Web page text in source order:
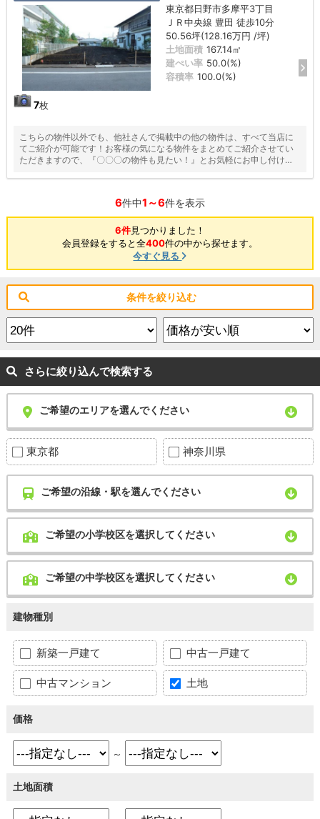
7枚
東京都日野市多摩平3丁目
ＪＲ中央線 豊田 徒歩10分
50.56坪(128.16万円 /坪)
土地面積 167.14㎡
建ぺい率 50.0(%)
容積率 100.0(%)
こちらの物件以外でも、他社さんで掲載中の他の物件は、すべて当店に
てご紹介が可能です！お客様の気になる物件をまとめてご紹介させてい
ただきますので、『〇〇〇の物件も見たい！』とお気軽にお申し付けく
6件中1～6件を表示
6件見つかりました！
会員登録をすると全400件の中から探せます。
今すぐ見る
条件を絞り込む
さらに絞り込んで検索する
ご希望のエリアを選んでください
東京都 神奈川県
ご希望の沿線・駅を選んでください
ご希望の小学校区を選択してください
ご希望の中学校区を選択してください
建物種別
新築一戸建て 中古一戸建て
中古マンション 土地
価格
～
土地面積